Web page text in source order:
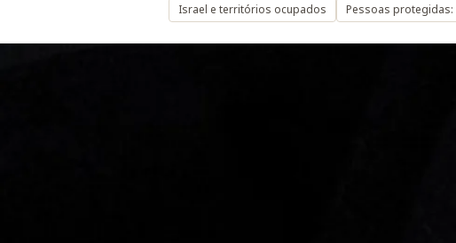
Israel e territórios ocupados Pessoas protegidas: